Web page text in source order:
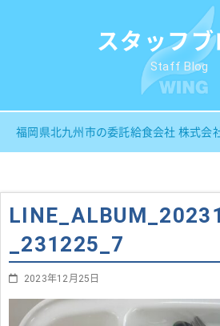
スタッフブ
Staff Blog
福岡県北九州市の委託給食会社 株式会
_231225_7
2023年12月25日